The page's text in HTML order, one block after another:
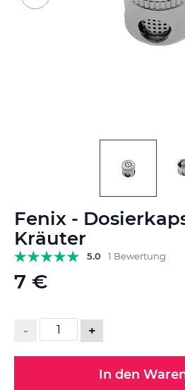
Fenix -
Kräuter
5.0 1 Bewertung
7 €
- +
In den
Anfang
der
Bildgalerie
springen